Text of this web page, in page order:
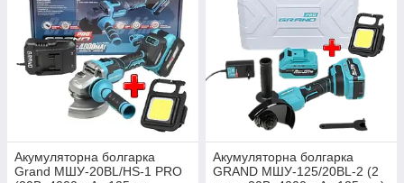
Акумуляторна болгарка
Grand МШУ-20BL/HS-1 PRO
Акумуляторна болгарка
GRAND МШУ-125/20BL-2 (2